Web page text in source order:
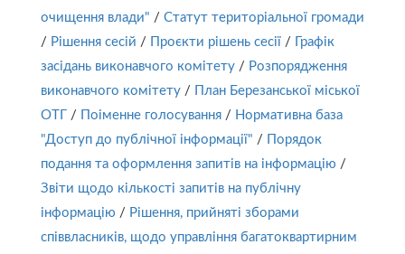
очищення влади" / Статут територіальної громади
/ Рішення сесій / Проєкти рішень сесії /
Графік
засідань виконавчого комітету / Розпорядження
виконавчого комітету /
План Березанської міської
ОТГ
/ Поіменне голосування / Нормативна база
"Доступ до публічної інформації" /
Порядок
подання та оформлення запитів на інформацію /
Звіти щодо кількості запитів на публічну
інформацію / Рішення, прийняті зборами
співвласників, щодо управління багатоквартирним